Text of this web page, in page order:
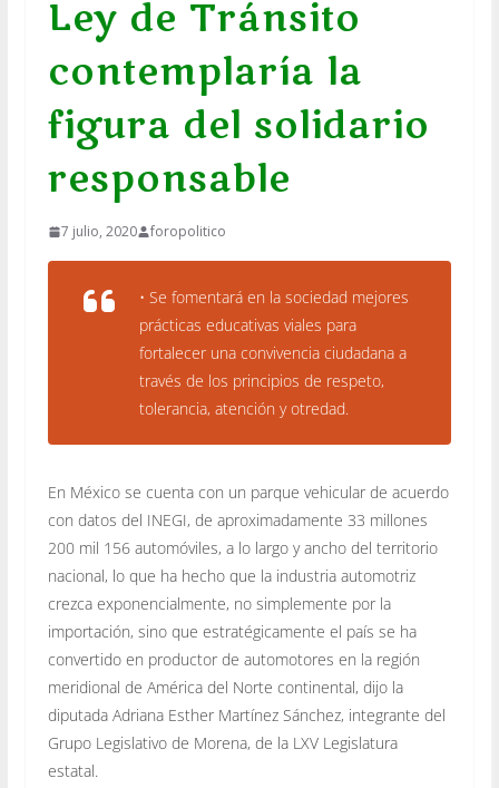
Ley de Tránsito
contemplaría la
figura del solidario
responsable
7 julio, 2020 foropolitico
• Se fomentará en la sociedad mejores
prácticas educativas viales para
fortalecer una convivencia ciudadana a
través de los principios de respeto,
tolerancia, atención y otredad.
En México se cuenta con un parque vehicular de acuerdo
con datos del INEGI, de aproximadamente 33 millones
200 mil 156 automóviles, a lo largo y ancho del territorio
nacional, lo que ha hecho que la industria automotriz
crezca exponencialmente, no simplemente por la
importación, sino que estratégicamente el país se ha
convertido en productor de automotores en la región
meridional de América del Norte continental, dijo la
diputada Adriana Esther Martínez Sánchez, integrante del
Grupo Legislativo de Morena, de la LXV Legislatura
estatal.